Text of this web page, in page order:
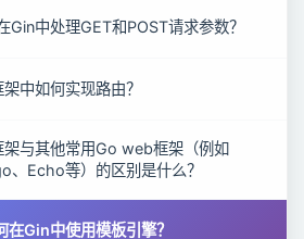
Gin中处理GET和POST请求参数？
中如何实现路由？
架与其他常用Go web框架（例如
、Echo等）的区别是什么？
在Gin中使用模板引擎？